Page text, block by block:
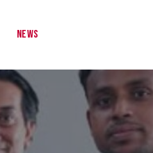
News